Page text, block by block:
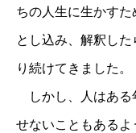
ちの人生に生かす
とし込み、解釈し
り続けてきました。
しかし、人はある
せないこともある